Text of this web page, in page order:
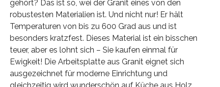
gehört? Das ist so, wei der Granit eines von den
robustesten Materialien ist. Und nicht nur! Er hält
Temperaturen von bis zu 600 Grad aus und ist
besonders kratzfest. Dieses Material ist ein bisschen
teuer, aber es lohnt sich – Sie kaufen einmal für
Ewigkeit! Die Arbeitsplatte aus Granit eignet sich
ausgezeichnet für moderne Einrichtung und